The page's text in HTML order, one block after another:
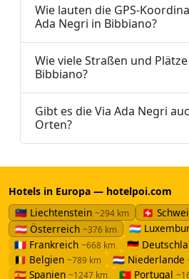
Wie lauten die GPS-
Ada Negri in Bibbiano?
Wie viele Straßen und
Bibbiano?
Gibt es die Via Ada Negri
Orten?
Hotels in Europa — hotelpoi.com
🇱🇮 Liechtenstein ~294 km 🇨🇭
🇦🇹 Österreich ~376 km 🇱🇺
🇫🇷 Frankreich ~668 km 🇩🇪
🇧🇪 Belgien ~789 km 🇳🇱 Niederlande
🇪🇸 Spanien ~1247 km 🇵🇹 Portugal